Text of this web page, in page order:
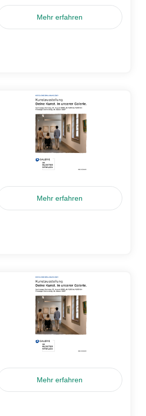
Mehr erfahren
Mehr erfahren
Mehr erfahren